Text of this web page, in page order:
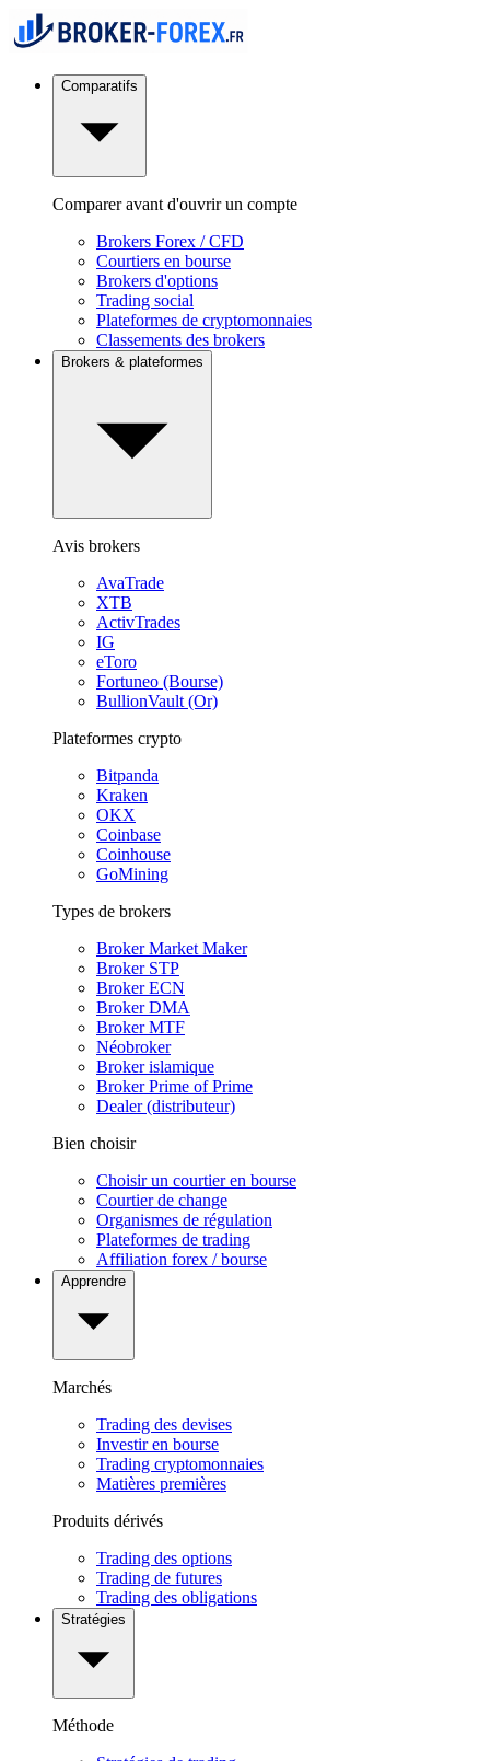
Comparatifs
Comparer avant d'ouvrir un compte
Brokers Forex / CFD
Courtiers en bourse
Brokers d'options
Trading social
Plateformes de cryptomonnaies
Classements des brokers
Brokers & plateformes
Avis brokers
AvaTrade
XTB
ActivTrades
IG
eToro
Fortuneo (Bourse)
BullionVault (Or)
Plateformes crypto
Bitpanda
Kraken
OKX
Coinbase
Coinhouse
GoMining
Types de brokers
Broker Market Maker
Broker STP
Broker ECN
Broker DMA
Broker MTF
Néobroker
Broker islamique
Broker Prime of Prime
Dealer (distributeur)
Bien choisir
Choisir un courtier en bourse
Courtier de change
Organismes de régulation
Plateformes de trading
Affiliation forex / bourse
Apprendre
Marchés
Trading des devises
Investir en bourse
Trading cryptomonnaies
Matières premières
Produits dérivés
Trading des options
Trading de futures
Trading des obligations
Stratégies
Méthode